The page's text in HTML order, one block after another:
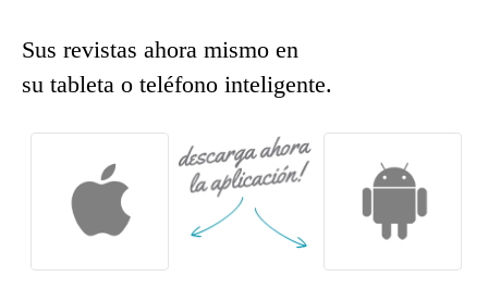
Sus revistas ahora mismo en
su tableta o teléfono inteligente.